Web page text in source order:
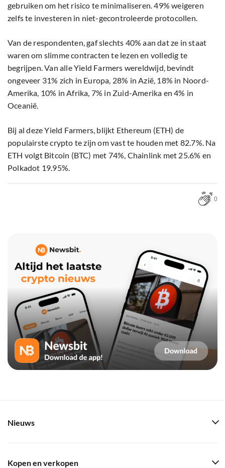
gebruiken om het risico te minimaliseren. 49% weigeren
zelfs te investeren in niet-gecontroleerde protocollen.
Van de respondenten, gaf slechts 40% aan dat ze in staat
waren om slimme contracten te lezen en volledig te
begrijpen. Van alle Yield Farmers wereldwijd, bevindt
ongeveer 31% zich in Europa, 28% in Azië, 18% in Noord-
Amerika, 10% in Afrika, 7% in Zuid-Amerika en 4% in
Oceanië.
Bij al deze Yield Farmers, blijkt Ethereum (ETH) de
populairste crypto te zijn om vast te houden met 82.7%. Na
ETH volgt Bitcoin (BTC) met 74%, Chainlink met 25.6% en
Polkadot 19.95%.
0
Nieuws
Kopen en verkopen